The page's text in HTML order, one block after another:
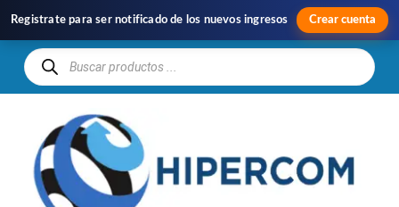
Registrate para ser notificado de los nuevos ingresos Crear cuenta